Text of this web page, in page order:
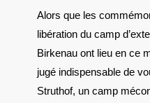
Alors que les commémorations des 80 ans de la
libération du camp
Birkenau ont lieu en ce
jugé indispensable de
Struthof, un camp